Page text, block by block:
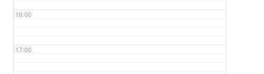
16:00
17:00